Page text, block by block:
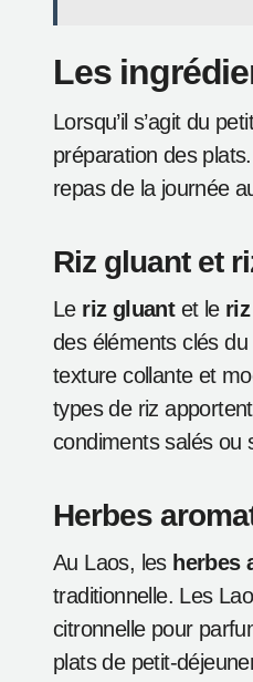
Les
Lorsqu’il s’agit du
préparation des
repas de la journée
Riz gluant et
Le riz gluantet le
des éléments clés
texture collante et
types de riz
condiments salés ou
Herbes
Au Laos, les herbes
traditionnelle. Les
citronnelle pour
plats de petit-